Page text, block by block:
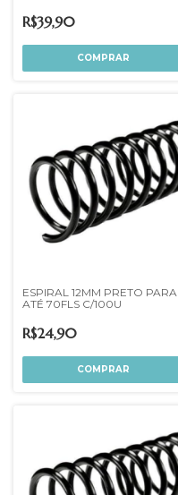
R$39,90
ESPIRAL 12MM PRETO PARA
ATÉ 70FLS C/100U
R$24,90